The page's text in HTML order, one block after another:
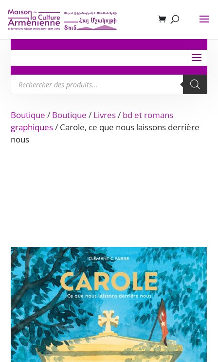
Recherche
de
produits
Boutique / Boutique / Livres/ bd et romans
graphiques/ Carole, ce que nous laissons derrière
nous